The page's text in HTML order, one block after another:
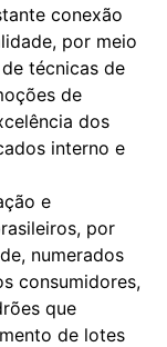
conexão
por meio
técnicas de
de
dos
interno e
e
por
numerados
consumidores,
que
de lotes